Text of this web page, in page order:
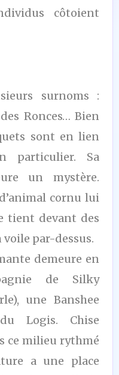
côtoient
surnoms :
Ronces… Bien
sont en lien
particulier. Sa
un mystère.
cornu lui
tient devant des
par-dessus.
demeure en
de Silky
une Banshee
Logis. Chise
ce milieu rythmé
a une place